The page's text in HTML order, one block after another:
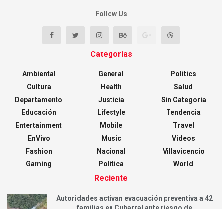
Follow Us
Categorias
Ambiental
Cultura
Departamento
Educación
Entertainment
EnVivo
Fashion
Gaming
General
Health
Justicia
Lifestyle
Mobile
Music
Nacional
Política
Politics
Salud
Sin Categoria
Tendencia
Travel
Videos
Villavicencio
World
Reciente
Autoridades activan evacuación preventiva a 42